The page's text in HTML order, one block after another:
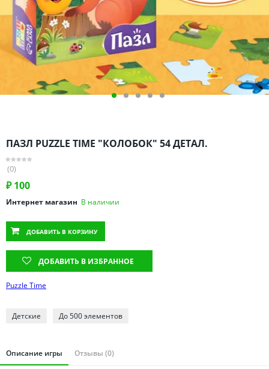
Оренбургская область
Пензенская область
Пермский край
Ростовская область
Рязанская область
Саратовская область
Свердловская область
Смоленская область
Ставропольский край
Татарстан
Тверская область
Томская область
Тюменская область
ПАЗЛ PUZZLE TIME "КОЛОБОК" 54 ДЕТАЛ.
(0)
₽ 100
Интернет магазин В наличии
ДОБАВИТЬ В КОРЗИНУ
ДОБАВИТЬ В ИЗБРАННОЕ
Puzzle Time
Детcкие До 500 элементов
Описание игры Отзывы (0)